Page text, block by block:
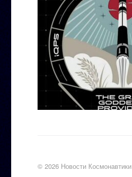
© 2026 Новости Космонавтики